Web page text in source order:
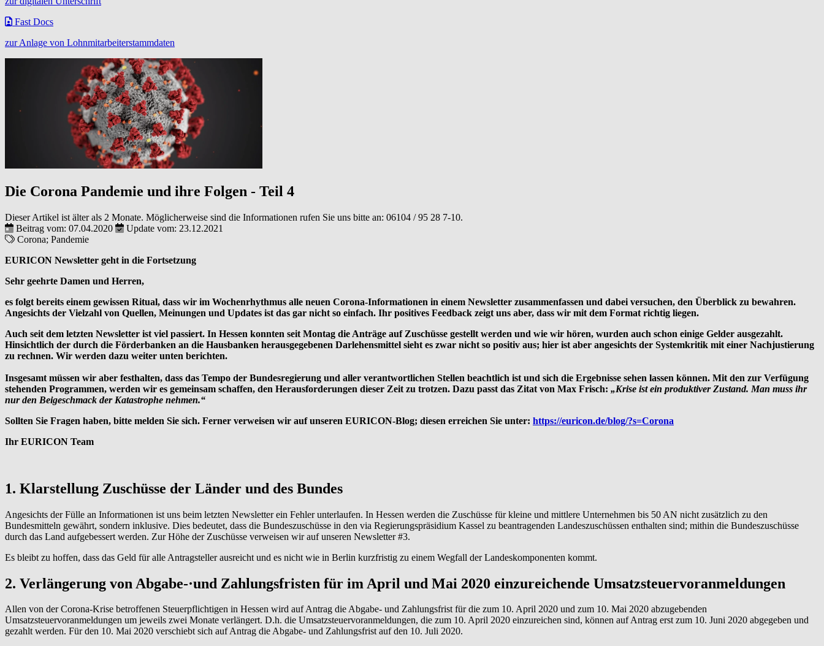
Fast Docs
zur Anlage von Lohnmitarbeiterstammdaten
Die Corona Pandemie und ihre Folgen - Teil 4
Dieser Artikel ist älter als 2 Monate. Möglicherweise sind die Informationen rufen Sie uns bitte an: 06104 / 95 28 7-10.
Beitrag vom: 07.04.2020
Update vom: 23.12.2021
Corona; Pandemie
EURICON Newsletter geht in die Fortsetzung
Sehr geehrte Damen und Herren,
es folgt bereits einem gewissen Ritual, dass wir im Wochenrhythmus alle neuen Corona-In­formationen in einem Newsletter zusammenfassen und dabei versuchen, den Überblick zu bewahren.
Angesichts der Vielzahl von Quellen, Meinungen und Updates ist das gar nicht so einfach. Ihr positives Feedback zeigt uns aber, dass wir mit dem Format richtig liegen.
Auch seit dem letzten Newsletter ist viel passiert. In Hessen konnten seit Montag die An­träge auf Zuschüsse gestellt werden und wie wir hören, wurden auch schon einige Gelder ausgezahlt.
Hinsichtlich der durch die Förderbanken an die Hausbanken herausgegebenen Darlehensmittel sieht es zwar nicht so positiv aus; hier ist aber angesichts der Systemkritik mit einer Nachjustierung
zu rechnen. Wir werden dazu weiter unten berichten.
Insgesamt müssen wir aber festhalten, dass das Tempo der Bundesregierung und aller ver­antwortlichen Stellen beachtlich ist und sich die Ergebnisse sehen lassen können. Mit den zur Verfügung
stehenden Programmen, werden wir es gemeinsam schaffen, den Herausfor­derungen dieser Zeit zu trotzen. Dazu passt das Zitat von Max Frisch: „Krise ist ein produkti­ver Zustand. Man muss ihr
nur den Beigeschmack der Katastrophe nehmen.“
Sollten Sie Fragen haben, bitte melden Sie sich. Ferner verweisen wir auf unseren EURICON-Blog; diesen erreichen Sie unter: https://euricon.de/blog/?s=Corona
Ihr EURICON Team
1. Klarstellung Zuschüsse der Länder und des Bundes
Angesichts der Fülle an Informationen ist uns beim letzten Newsletter ein Fehler unterlaufen. In Hessen werden die Zuschüsse für kleine und mittlere Unternehmen bis 50 AN nicht zusätzlich zu den
Bundesmitteln gewährt, sondern inklusive. Dies bedeutet, dass die Bundeszuschüsse in den via Regierungspräsidium Kassel zu beantragenden Landeszuschüssen enthalten sind; mithin die Bundeszuschüsse
durch das Land aufgebessert werden. Zur Höhe der Zuschüsse verweisen wir auf unseren Newsletter #3.
Es bleibt zu hoffen, dass das Geld für alle Antragsteller ausreicht und es nicht wie in Berlin kurzfristig zu einem Wegfall der Landeskomponenten kommt.
2. Verlängerung von Abgabe-·und Zahlungsfristen für im April und Mai 2020 einzureichende Umsatzsteuervoranmeldungen
Allen von der Corona-Krise betroffenen Steuerpflichtigen in Hessen wird auf Antrag die Abgabe- und Zahlungsfrist für die zum 10. April 2020 und zum 10. Mai 2020 abzugebenden
Umsatzsteuervoranmeldungen um jeweils zwei Monate verlängert. D.h. die Umsatzsteuervoranmeldungen, die zum 10. April 2020 einzureichen sind, können auf Antrag erst zum 10. Juni 2020 abgegeben und
gezahlt werden. Für den 10. Mai 2020 verschiebt sich auf Antrag die Abgabe- und Zahlungsfrist auf den 10. Juli 2020.